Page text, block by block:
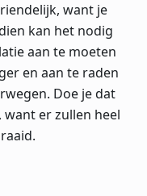
want je
kan het nodig
aan te moeten
en aan te raden
Doe je dat
er zullen heel